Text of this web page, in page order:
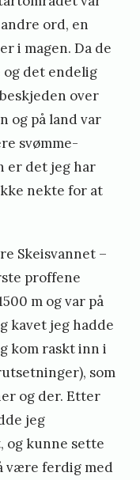
ord, en
i magen. Da de
og det endelig
over
og på land var
svømme-
er det jeg har
nekte for at
Skeisvannet –
proffene
m og var på
kavet jeg hadde
kom raskt inn i
som
og der. Etter
jeg
og kunne sette
være ferdig med